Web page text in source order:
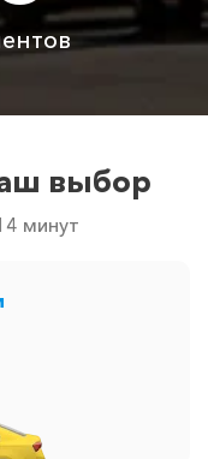
свободных
Точную цену
выбор
минут